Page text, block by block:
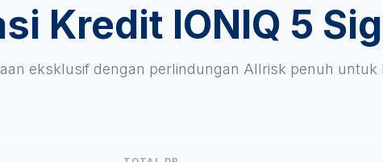
Kredit IONIQ 5
eksklusif dengan perlindungan Allrisk penuh untuk